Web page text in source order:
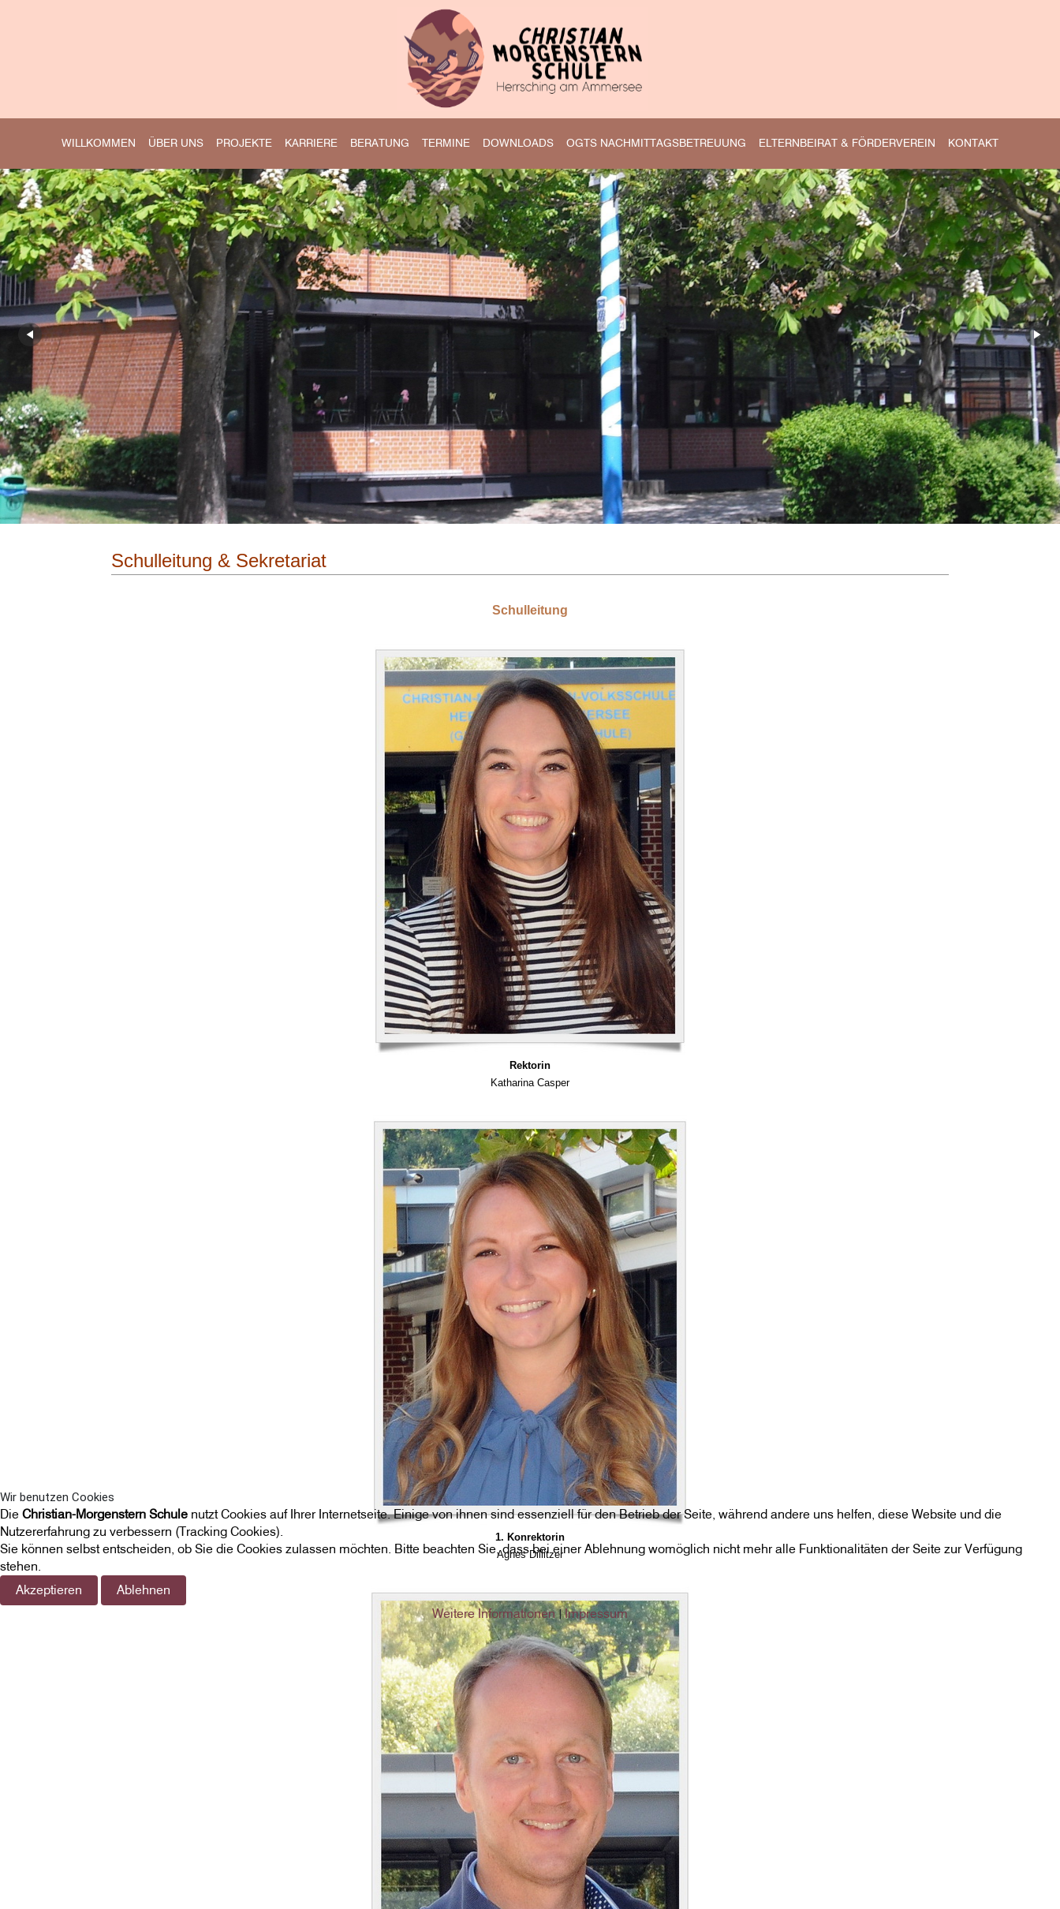
WILLKOMMEN ÜBER UNS PROJEKTE KARRIERE BERATUNG TERMINE DOWNLOADS OGTS NACHMITTAGSBETREUUNG ELTERNBEIRAT & FÖRDERVEREIN KONTAKT
Schulleitung & Sekretariat
Schulleitung
Rektorin
Katharina Casper
1. Konrektorin
Agnes Dillitzer
Wir benutzen Cookies
Die Christian-Morgenstern Schule nutzt Cookies auf Ihrer Internetseite. Einige von ihnen sind essenziell für den Betrieb der Seite, während andere uns helfen, diese Website und die
Nutzererfahrung zu verbessern (Tracking Cookies).
Sie können selbst entscheiden, ob Sie die Cookies zulassen möchten. Bitte beachten Sie, dass bei einer Ablehnung womöglich nicht mehr alle Funktionalitäten der Seite zur Verfügung
stehen.
Akzeptieren
Ablehnen
Weitere Informationen|Impressum